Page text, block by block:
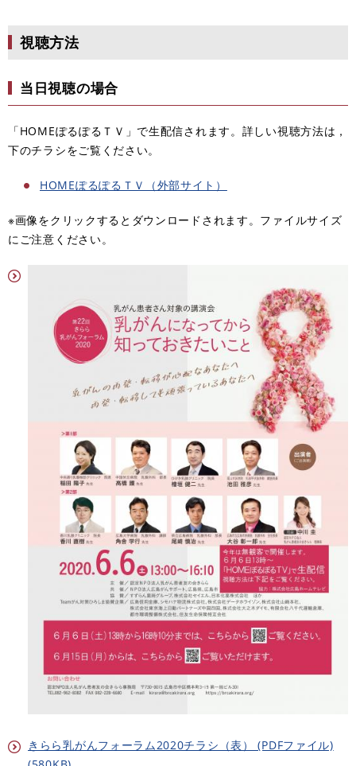
視聴方法
当日視聴の場合
「HOMEぽるぽるＴＶ」で生配信されます。詳しい視聴方法は，
下のチラシをご覧ください。
HOMEぽるぽるＴＶ（外部サイト）
※画像をクリックするとダウンロードされます。ファイルサイズ
にご注意ください。
きらら乳がんフォーラム2020チラシ（表） (PDFファイル)